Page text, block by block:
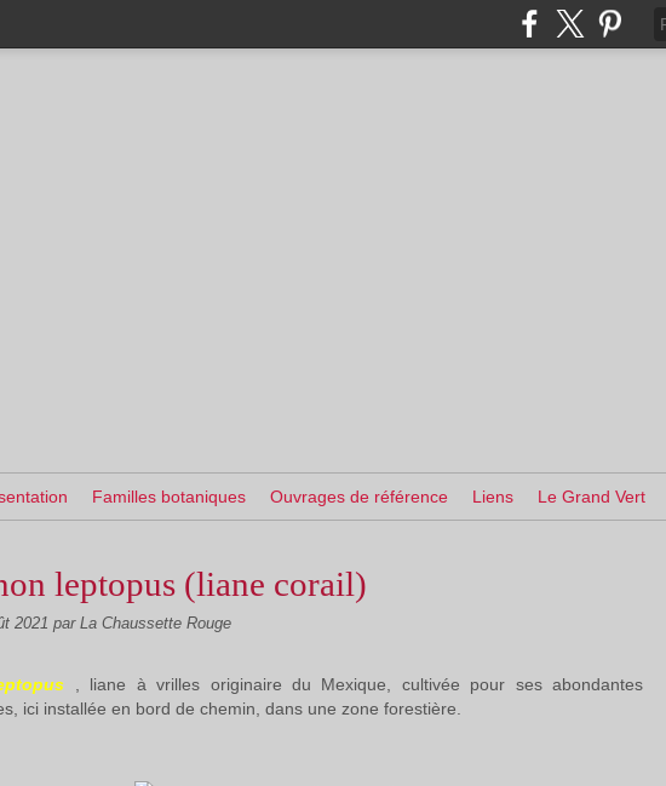
Familles botaniques Ouvrages de référence Liens Le Grand Vert
leptopus (liane corail)
2021 par La Chaussette Rouge
, liane à vrilles originaire du Mexique, cultivée pour ses abondantes
ici installée en bord de chemin, dans une zone forestière.